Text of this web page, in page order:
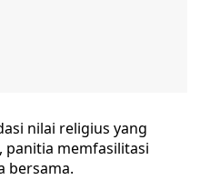
nilai religius yang
panitia memfasilitasi
bersama.